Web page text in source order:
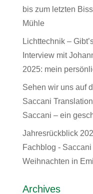
bis zum letzten
Mühle
Lichttechnik –
Interview mit
2025: mein
Sehen wir uns auf
Saccani
Saccani – ein
Jahresrückblick
Fachblog -
Weihnachten in
Archives